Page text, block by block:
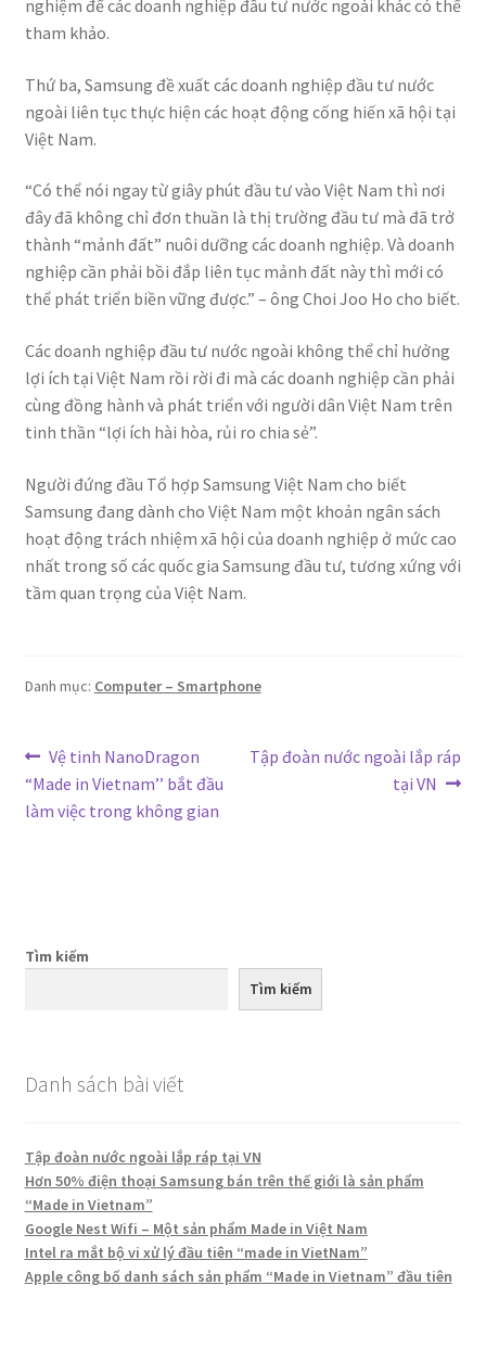
nghiệm để các doanh nghiệp đầu tư nước ngoài khác có thể
tham khảo.
Thứ ba, Samsung đề xuất các doanh nghiệp đầu tư nước
ngoài liên tục thực hiện các hoạt động cống hiến xã hội tại
Việt Nam.
“Có thể nói ngay từ giây phút đầu tư vào Việt Nam thì nơi
đây đã không chỉ đơn thuần là thị trường đầu tư mà đã trở
thành “mảnh đất” nuôi dưỡng các doanh nghiệp. Và doanh
nghiệp cần phải bồi đắp liên tục mảnh đất này thì mới có
thể phát triển biền vững được.” – ông Choi Joo Ho cho biết.
Các doanh nghiệp đầu tư nước ngoài không thể chỉ hưởng
lợi ích tại Việt Nam rồi rời đi mà các doanh nghiệp cần phải
cùng đồng hành và phát triển với người dân Việt Nam trên
tinh thần “lợi ích hài hòa, rủi ro chia sẻ”.
Người đứng đầu Tổ hợp Samsung Việt Nam cho biết
Samsung đang dành cho Việt Nam một khoản ngân sách
hoạt động trách nhiệm xã hội của doanh nghiệp ở mức cao
nhất trong số các quốc gia Samsung đầu tư, tương xứng với
tầm quan trọng của Việt Nam.
Danh mục: Computer – Smartphone
Điều
hướng
Bài
trước:
Vệ tinh NanoDragon
“Made in Vietnam’’ bắt đầu
làm việc trong không gian
Bài
Tập đoàn nước ngoài lắp ráp
tại VN
Tìm kiếm
Tìm kiếm
Danh sách bài viết
Tập đoàn nước ngoài lắp ráp tại VN
Hơn 50% điện thoại Samsung bán trên thế giới là sản phẩm
“Made in Vietnam”
Google Nest Wifi – Một sản phẩm Made in Việt Nam
Intel ra mắt bộ vi xử lý đầu tiên “made in VietNam”
Apple công bố danh sách sản phẩm “Made in Vietnam” đầu tiên